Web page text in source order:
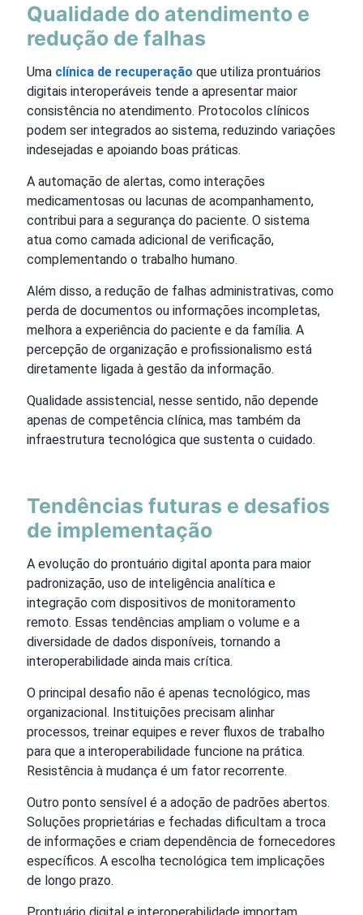
Qualidade do atendimento e
redução de falhas
Uma clínica de recuperação que utiliza prontuários
digitais interoperáveis tende a apresentar maior
consistência no atendimento. Protocolos clínicos
podem ser integrados ao sistema, reduzindo variações
indesejadas e apoiando boas práticas.
A automação de alertas, como interações
medicamentosas ou lacunas de acompanhamento,
contribui para a segurança do paciente. O sistema
atua como camada adicional de verificação,
complementando o trabalho humano.
Além disso, a redução de falhas administrativas, como
perda de documentos ou informações incompletas,
melhora a experiência do paciente e da família. A
percepção de organização e profissionalismo está
diretamente ligada à gestão da informação.
Qualidade assistencial, nesse sentido, não depende
apenas de competência clínica, mas também da
infraestrutura tecnológica que sustenta o cuidado.
Tendências futuras e desafios
de implementação
A evolução do prontuário digital aponta para maior
padronização, uso de inteligência analítica e
integração com dispositivos de monitoramento
remoto. Essas tendências ampliam o volume e a
diversidade de dados disponíveis, tornando a
interoperabilidade ainda mais crítica.
O principal desafio não é apenas tecnológico, mas
organizacional. Instituições precisam alinhar
processos, treinar equipes e rever fluxos de trabalho
para que a interoperabilidade funcione na prática.
Resistência à mudança é um fator recorrente.
Outro ponto sensível é a adoção de padrões abertos.
Soluções proprietárias e fechadas dificultam a troca
de informações e criam dependência de fornecedores
específicos. A escolha tecnológica tem implicações
de longo prazo.
Prontuário digital e interoperabilidade importam